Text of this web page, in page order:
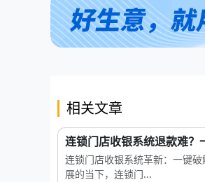
相关文章
连锁门店收银系统退款难？
连锁门店收银系统革新：一键
展的当下，连锁门...